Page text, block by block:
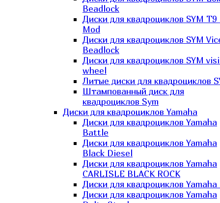
Beadlock
Диски для квадроциклов SYM T9
Mod
Диски для квадроциклов SYM
Beadlock
Диски для квадроциклов SYM
wheel
Литые диски для квадроциклов
Штампованный диск для
квадроциклов Sym
Диски для квадроциклов Yamaha
Диски для квадроциклов Yamaha
Battle
Диски для квадроциклов Yamaha
Black Diesel
Диски для квадроциклов Yamaha
CARLISLE BLACK ROCK
Диски для квадроциклов Yamaha
Диски для квадроциклов Yamaha